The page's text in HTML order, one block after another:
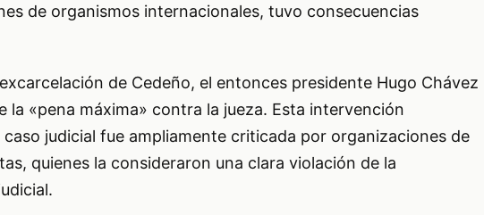
de organismos internacionales, tuvo consecuencias
de Cedeño, el entonces presidente Hugo Chávez
la «pena máxima» contra la jueza. Esta intervención
judicial fue ampliamente criticada por organizaciones de
quienes la consideraron una clara violación de la